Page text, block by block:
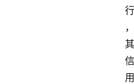
行
，
其
信
用